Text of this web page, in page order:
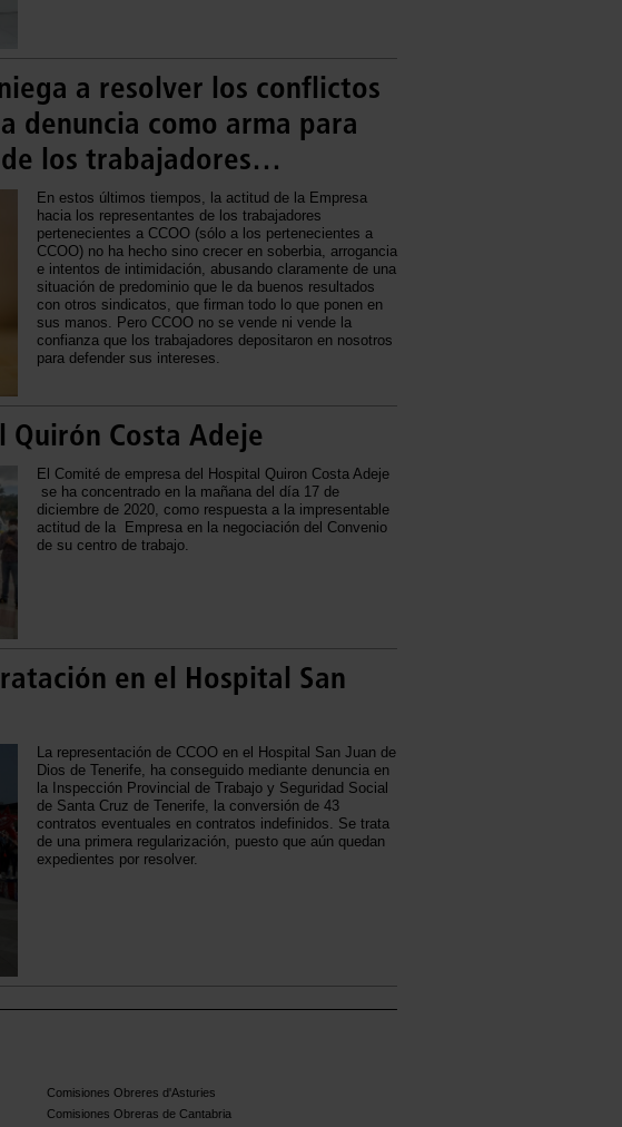
a resolver los conflictos
denuncia como arma para
los trabajadores…
En estos últimos tiempos, la actitud de la Empresa
hacia los representantes de los trabajadores
pertenecientes a CCOO (sólo a los pertenecientes a
CCOO) no ha hecho sino crecer en soberbia, arrogancia
e intentos de intimidación, abusando claramente de una
situación de predominio que le da buenos resultados
con otros sindicatos, que firman todo lo que ponen en
sus manos. Pero CCOO no se vende ni vende la
confianza que los trabajadores depositaron en nosotros
para defender sus intereses.
Quirón Costa Adeje
El Comité de empresa del Hospital Quiron Costa Adeje
se ha concentrado en la mañana del día 17 de
diciembre de 2020, como respuesta a la impresentable
actitud de la Empresa en la negociación del Convenio
de su centro de trabajo.
en el Hospital San
La representación de CCOO en el Hospital San Juan de
Dios de Tenerife, ha conseguido mediante denuncia en
la Inspección Provincial de Trabajo y Seguridad Social
de Santa Cruz de Tenerife, la conversión de 43
contratos eventuales en contratos indefinidos. Se trata
de una primera regularización, puesto que aún quedan
expedientes por resolver.
Comisiones Obreres d'Asturies
Comisiones Obreras de Cantabria